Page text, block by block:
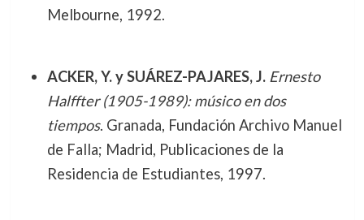
Melbourne, 1992.
ACKER, Y. y SUÁREZ-PAJARES, J. Ernesto
Halffter (1905-1989): músico en dos
tiempos. Granada, Fundación Archivo Manuel
de Falla; Madrid, Publicaciones de la
Residencia de Estudiantes, 1997.